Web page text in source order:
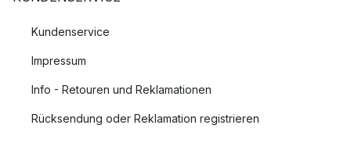
Kundenservice
Impressum
Info - Retouren und Reklamationen
Rücksendung oder Reklamation registrieren